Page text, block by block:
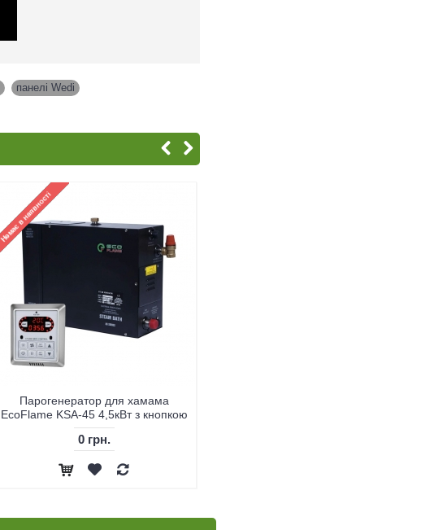
панелі Wedi
Парогенератор для хамама
EcoFlame KSA-45 4,5кВт з кнопкою
0 грн.